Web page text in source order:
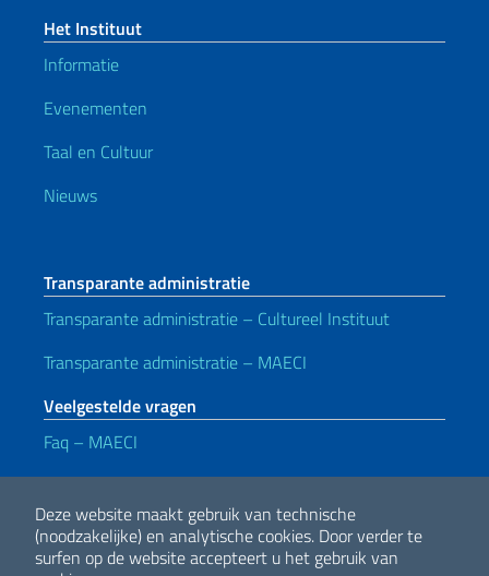
Deze website maakt gebruik van technische
(noodzakelijke) en analytische cookies. Door verder te
surfen op de website accepteert u het gebruik van
Het Instituut
Informatie
Evenementen
Taal en Cultuur
Nieuws
Transparante administratie
Transparante administratie – Cultureel Instituut
Transparante administratie – MAECI
Veelgestelde vragen
Faq – MAECI
Handige koppelingen
Note legaliPrivacy e cookie policyDichiarazione di accessibilità